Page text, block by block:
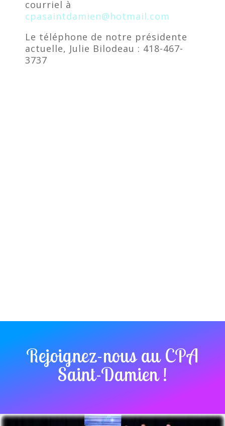
courriel à
cpasaintdamien@hotmail.com
Le téléphone de notre présidente
actuelle, Julie Bilodeau : 418-467-
3737
Rejoignez-nous au CPA
Saint-Damien !